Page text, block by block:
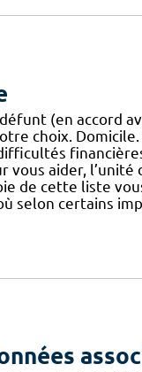
(en accord
choix.
vous aider,
de cette liste
selon certains